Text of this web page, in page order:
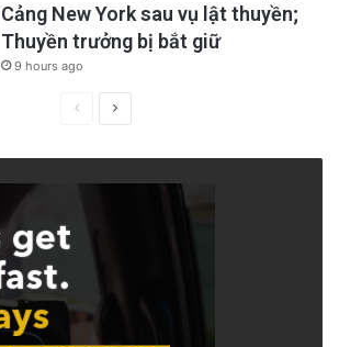
Cảng New York sau vụ lật thuyền;
Thuyền trưởng bị bắt giữ
9 hours ago
PreviousNext